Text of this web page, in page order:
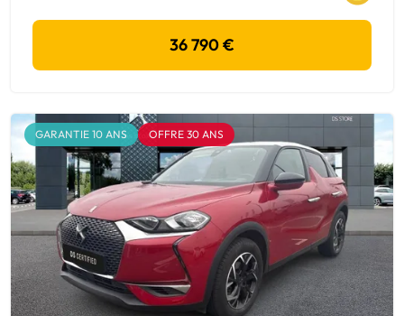
36 790 €
GARANTIE 10 ANS OFFRE 30 ANS